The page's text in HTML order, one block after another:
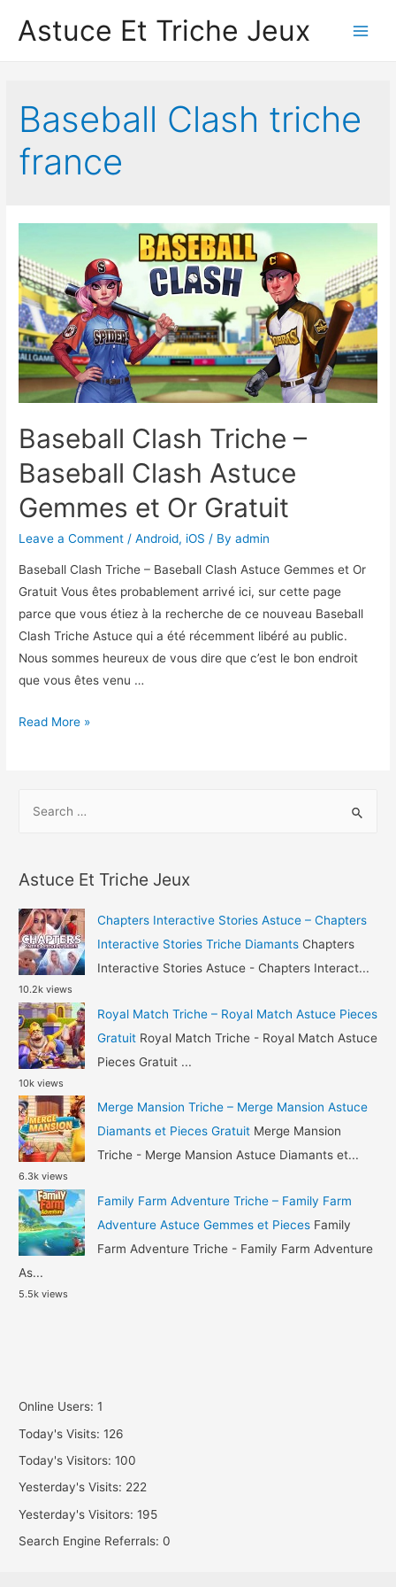
Astuce Et Triche Jeux
Baseball Clash triche
france
Baseball Clash Triche –
Baseball Clash Astuce
Gemmes et Or Gratuit
Leave a Comment /Android, iOS / Byadmin
Baseball Clash Triche – Baseball Clash Astuce Gemmes et Or
Gratuit Vous êtes probablement arrivé ici, sur cette page
parce que vous étiez à la recherche de ce nouveau Baseball
Clash Triche Astuce qui a été récemment libéré au public.
Nous sommes heureux de vous dire que c’est le bon endroit
que vous êtes venu …
Baseball
Baseball
Gemmes
Or
Gratuit
Read More »
h
f
o
r
:
Astuce Et Triche Jeux
Chapters Interactive Stories Astuce – Chapters
Interactive Stories Triche Diamants Chapters
Interactive Stories Astuce - Chapters Interact...
10.2k views
Royal Match Triche – Royal Match Astuce Pieces
Gratuit Royal Match Triche - Royal Match Astuce
Pieces Gratuit ...
10k views
Merge Mansion Triche – Merge Mansion Astuce
Diamants et Pieces Gratuit Merge Mansion
Triche - Merge Mansion Astuce Diamants et...
6.3k views
Family Farm Adventure Triche – Family Farm
Adventure Astuce Gemmes et Pieces Family
Farm Adventure Triche - Family Farm Adventure
As...
5.5k views
Online Users:1
Today's Visits:126
Today's Visitors:100
Yesterday's Visits: 222
Yesterday's Visitors:195
Search Engine Referrals:0